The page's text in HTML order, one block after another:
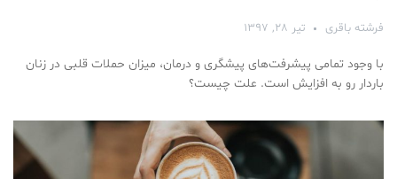
فرشته باقری تیر ۲۸, ۱۳۹۷
با وجود تمامی پیشرفت‌های پیشگری و درمان، میزان حملات قلبی در زنان
باردار رو به افزایش است. علت چیست؟